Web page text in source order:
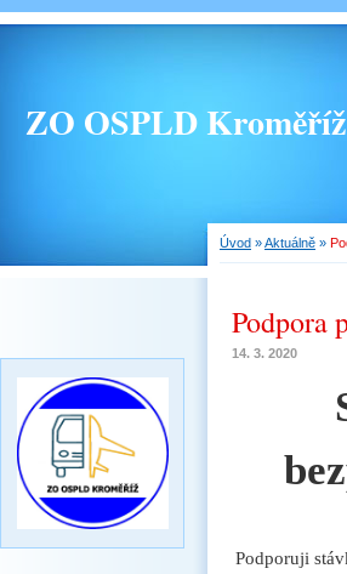
ZO OSPLD Kroměříž
Úvod »Aktuálně »
Podpora
14. 3. 2020
Podporuji